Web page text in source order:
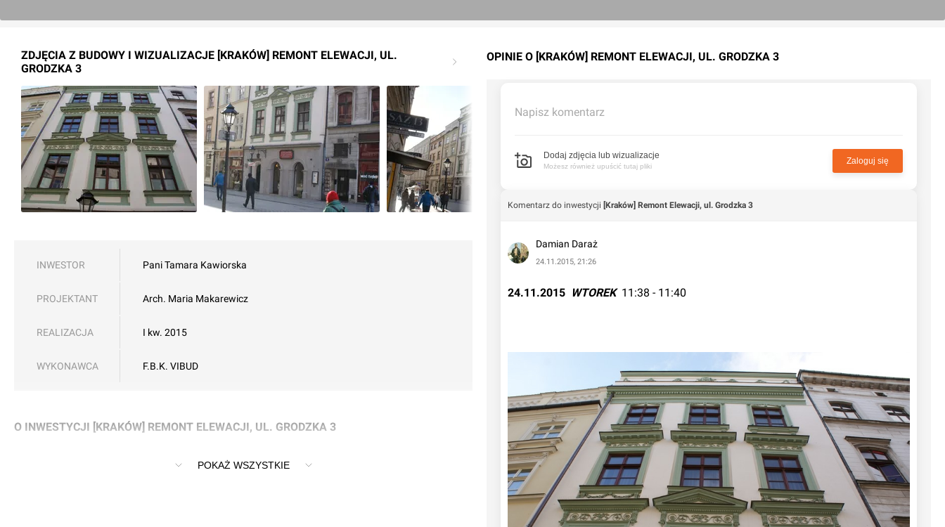
ZDJĘCIA Z BUDOWY I WIZUALIZACJE [KRAKÓW] REMONT ELEWACJI, UL.
GRODZKA 3
INWESTOR Pani Tamara Kawiorska
PROJEKTANT Arch. Maria Makarewicz
REALIZACJA I kw. 2015
WYKONAWCA F.B.K. VIBUD
O INWESTYCJI [KRAKÓW] REMONT ELEWACJI, UL. GRODZKA 3
Remont Konserwatorski Elewacji Frontowej Kamienicy, KRAKÓW, ul. Grodzka 3
POKAŻ WSZYSTKIE
OPINIE O [KRAKÓW] REMONT ELEWACJI, UL. GRODZKA 3
Napisz komentarz
Dodaj zdjęcia lub wizualizacje
Możesz również upuścić tutaj pliki
Zaloguj się
Komentarz do inwestycji [Kraków] Remont Elewacji, ul. Grodzka 3
Damian Daraż
24.11.2015, 21:26
24.11.2015 WTOREK 11:38 - 11:40